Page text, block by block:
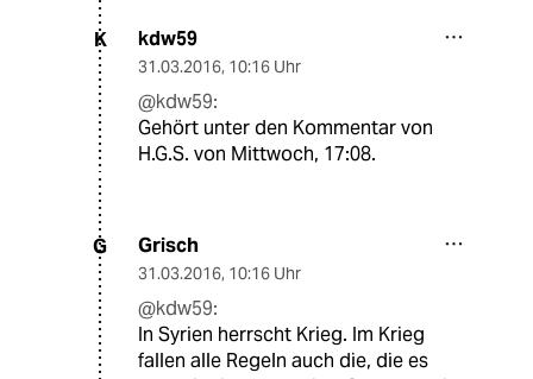
K kdw59
31.03.2016, 10:16 Uhr
@kdw59:
Gehört unter den Kommentar von
H.G.S. von Mittwoch, 17:08.
G Grisch
31.03.2016, 10:16 Uhr
@kdw59:
In Syrien herrscht Krieg. Im Krieg
fallen alle Regeln auch die, die es